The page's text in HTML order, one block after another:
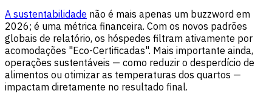
A sustentabilidade não é mais apenas um buzzword em
2026; é uma métrica financeira. Com os novos padrões
globais de relatório, os hóspedes filtram ativamente por
acomodações "Eco-Certificadas". Mais importante ainda,
operações sustentáveis — como reduzir o desperdício de
alimentos ou otimizar as temperaturas dos quartos —
impactam diretamente no resultado final.